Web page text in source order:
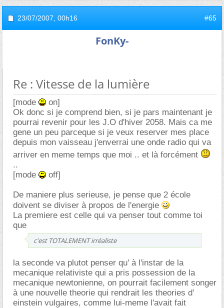
23/07/2007, 00h16 #65
FonKy-
Re : Vitesse de la lumière
[mode
on]
Ok donc si je comprend bien, si je pars maintenant je
pourrai revenir pour les J.O d'hiver 2058. Mais ca me
gene un peu parceque si je veux reserver mes place
depuis mon vaisseau j'enverrai une onde radio qui va
arriver en meme temps que moi .. et là forcément
..
[mode
off]
De maniere plus serieuse, je pense que 2 école
doivent se diviser à propos de l'energie
La premiere est celle qui va penser tout comme toi
que
c'est TOTALEMENT irréaliste
la seconde va plutot penser qu' à l'instar de la
mecanique relativiste qui a pris possession de la
mecanique newtonienne, on pourrait facilement songer
à une nouvelle theorie qui rendrait les theories d'
einstein vulgaires, comme lui-meme l'avait fait